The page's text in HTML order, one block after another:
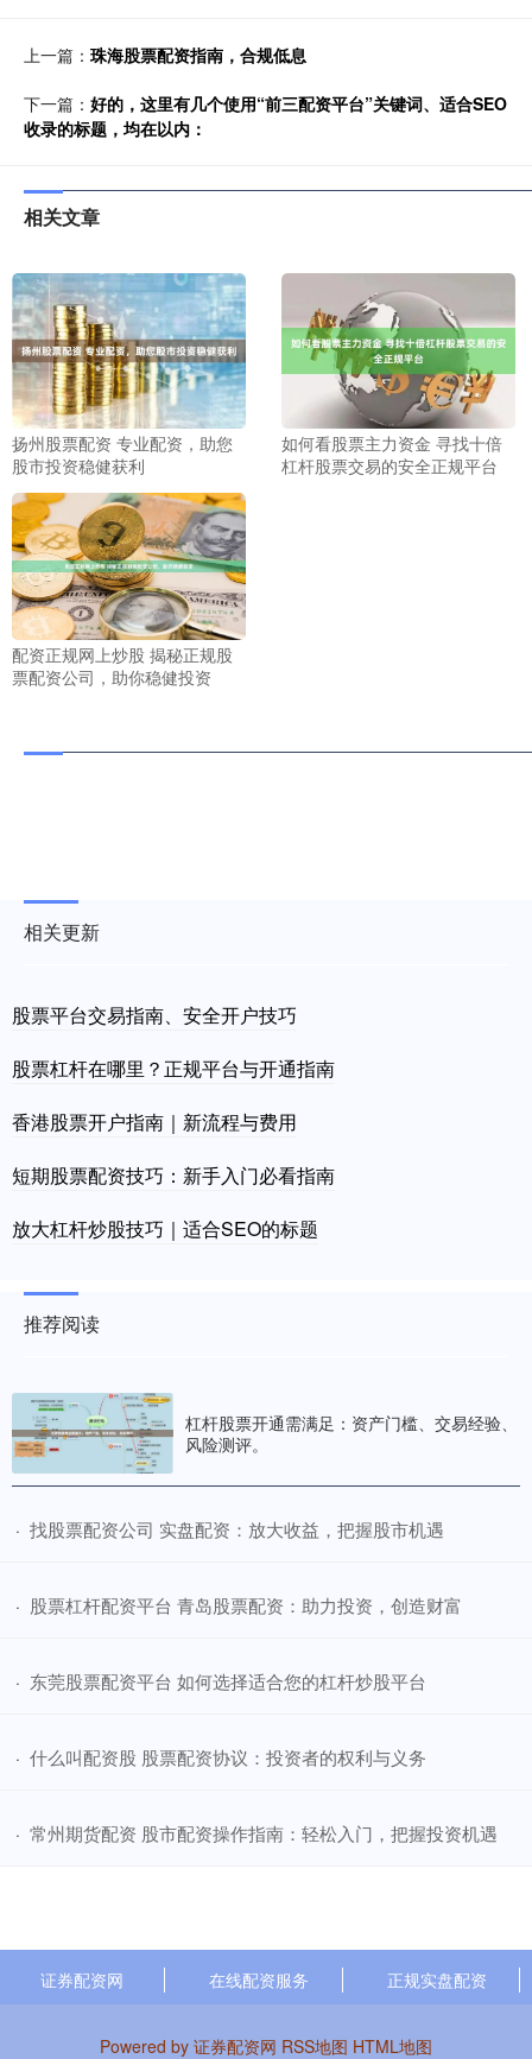
上一篇： 珠海股票配资指南，合规低息
下一篇： 好的，这里有几个使用“前三配资平台”关键词、适合SEO
收录的标题，均在以内：
相关文章
扬州股票配资 专业配资，助您
股市投资稳健获利
如何看股票主力资金 寻找十倍
杠杆股票交易的安全正规平台
配资正规网上炒股 揭秘正规股
票配资公司，助你稳健投资
相关更新
股票平台交易指南、安全开户技巧
股票杠杆在哪里？正规平台与开通指南
香港股票开户指南｜新流程与费用
短期股票配资技巧：新手入门必看指南
放大杠杆炒股技巧｜适合SEO的标题
推荐阅读
杠杆股票开通需满足：资产门槛、交易经验、
风险测评。
· ​找股票配资公司 实盘配资：放大收益，把握股市机遇
· ​股票杠杆配资平台 青岛股票配资：助力投资，创造财富
· ​东莞股票配资平台 如何选择适合您的杠杆炒股平台
· ​什么叫配资股 股票配资协议：投资者的权利与义务
· ​常州期货配资 股市配资操作指南：轻松入门，把握投资机遇
证券配资网 在线配资服务 正规实盘配资
Powered by 证券配资网 RSS地图 HTML地图